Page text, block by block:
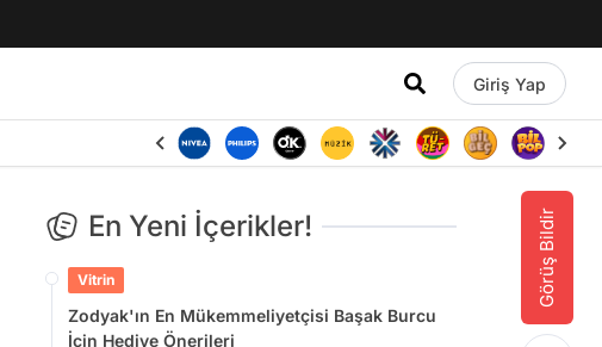
Giriş Yap
Görüş Bildir
En Yeni İçerikler!
Vitrin
Zodyak'ın En Mükemmeliyetçisi Başak Burcu
İçin Hediye Önerileri